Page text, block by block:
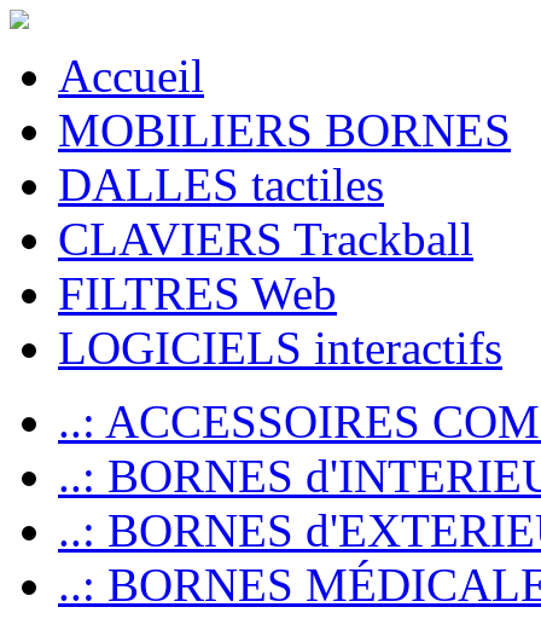
Accueil
MOBILIERS BORNES
DALLES tactiles
CLAVIERS Trackball
FILTRES Web
LOGICIELS interactifs
..: ACCESSOIRES
..: BORNES
..: BORNES
..: BORNES